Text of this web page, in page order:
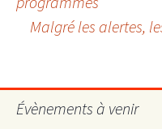
des
articles
Malgré les alertes,
Évènements à venir